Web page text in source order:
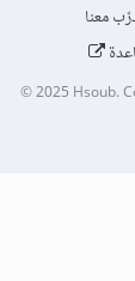
معنا
© 2025Hsoub.